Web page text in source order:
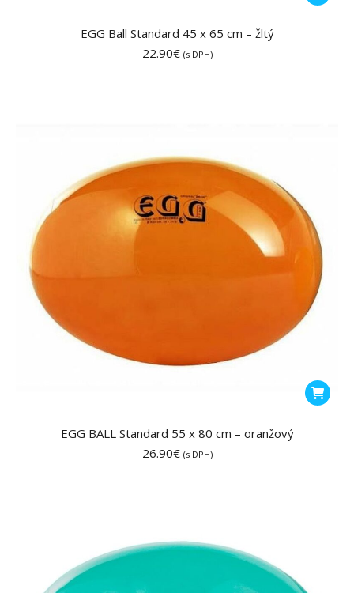
EGG Ball Standard 45 x 65 cm – žltý
22.90€ (s DPH)
EGG BALL Standard 55 x 80 cm – oranžový
26.90€ (s DPH)